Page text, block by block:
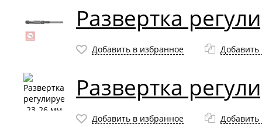
Развертка
Добавить в избранное Добавить
Развертка
Добавить в избранное Добавить